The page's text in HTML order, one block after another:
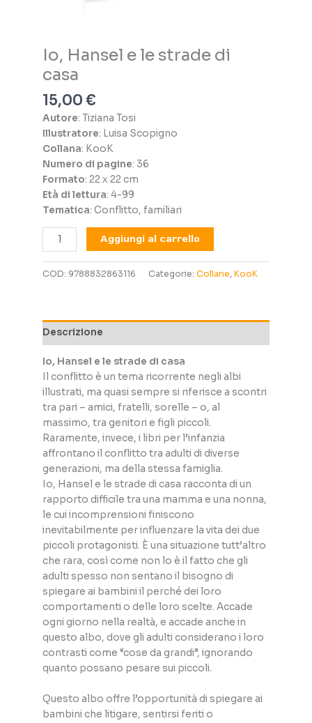
Io, Hansel e le strade di
casa
15,00€
Autore: Tiziana Tosi
Illustratore: Luisa Scopigno
Collana: KooK
Numero di pagine: 36
Formato: 22 x 22 cm
Età di lettura: 4-99
Tematica: Conflitto, familiari
Hansel
e
le
casa
Aggiungi al carrello
COD: 9788832863116 Categorie: Collane, KooK
Descrizione
Io, Hansel e le strade di casa
Il conflitto è un tema ricorrente negli albi
illustrati, ma quasi sempre si riferisce a scontri
tra pari – amici, fratelli, sorelle – o, al
massimo, tra genitori e figli piccoli.
Raramente, invece, i libri per l’infanzia
affrontano il conflitto tra adulti di diverse
generazioni, ma della stessa famiglia.
Io, Hansel e le strade di casa racconta di un
rapporto difficile tra una mamma e una nonna,
le cui incomprensioni finiscono
inevitabilmente per influenzare la vita dei due
piccoli protagonisti. È una situazione tutt’altro
che rara, così come non lo è il fatto che gli
adulti spesso non sentano il bisogno di
spiegare ai bambini il perché dei loro
comportamenti o delle loro scelte. Accade
ogni giorno nella realtà, e accade anche in
questo albo, dove gli adulti considerano i loro
contrasti come “cose da grandi”, ignorando
quanto possano pesare sui piccoli.
Questo albo offre l’opportunità di spiegare ai
bambini che litigare, sentirsi feriti o